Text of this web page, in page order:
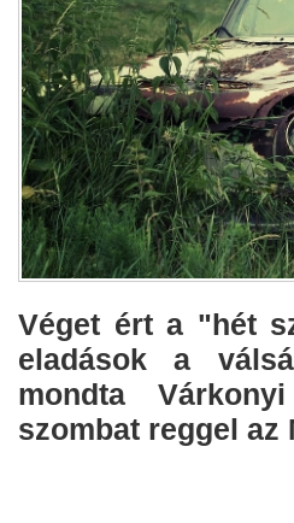
Véget ért a "hét
eladások a
mondta
szombat reggel az